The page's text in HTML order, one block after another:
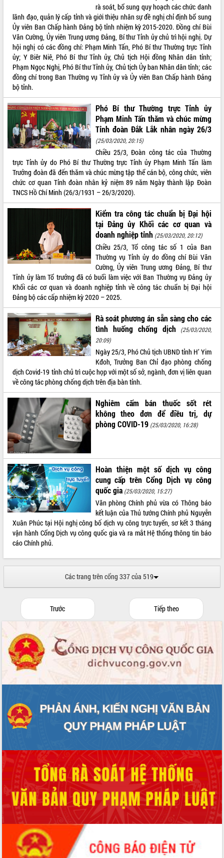
rà soát, bổ sung quy hoạch các chức danh
lãnh đạo, quản lý cấp tỉnh và giới thiệu nhân sự đề nghị chỉ định bổ sung
Ủy viên Ban Chấp hành Đảng bộ tỉnh nhiệm kỳ 2015-2020. Đồng chí Bùi
Văn Cường, Ủy viên Trung ương Đảng, Bí thư Tỉnh ủy chủ trì hội nghị. Dự
hội nghị có các đồng chí: Phạm Minh Tấn, Phó Bí thư Thường trực Tỉnh
ủy; Y Biêr Niê, Phó Bí thư Tỉnh ủy, Chủ tịch Hội đồng Nhân dân tỉnh;
Phạm Ngọc Nghị, Phó Bí thư Tỉnh ủy, Chủ tịch Ủy ban Nhân dân tỉnh; các
đồng chí trong Ban Thường vụ Tỉnh ủy và Ủy viên Ban Chấp hành Đảng
bộ tỉnh.
Phó Bí thư Thường trực Tỉnh ủy
Phạm Minh Tấn thăm và chúc mừng
Tỉnh đoàn Đắk Lắk nhân ngày 26/3
(25/03/2020, 20:15)
Chiều 25/3, Đoàn công tác của Thường
trực Tỉnh ủy do Phó Bí thư Thường trực Tỉnh ủy Phạm Minh Tấn làm
Trưởng đoàn đã đến thăm và chúc mừng tập thể cán bộ, công chức, viên
chức cơ quan Tỉnh đoàn nhân kỷ niệm 89 năm Ngày thành lập Đoàn
TNCS Hồ Chí Minh (26/3/1931 – 26/3/2020).
Kiểm tra công tác chuẩn bị Đại hội
tại Đảng ủy Khối các cơ quan và
doanh nghiệp tỉnh (25/03/2020, 20:12)
Chiều 25/3, Tổ công tác số 1 của Ban
Thường vụ Tỉnh ủy do đồng chí Bùi Văn
Cường, Ủy viên Trung ương Đảng, Bí thư
Tỉnh ủy làm Tổ trưởng đã có buổi làm việc với Ban Thường vụ Đảng ủy
Khối các cơ quan và doanh nghiệp tỉnh về công tác chuẩn bị Đại hội
Đảng bộ các cấp nhiệm kỳ 2020 – 2025.
Rà soát phương án sẵn sàng cho các
tình huống chống dịch
(25/03/2020,
20:09)
Ngày 25/3, Phó Chủ tịch UBND tỉnh H’ Yim
Kđoh, Trưởng Ban Chỉ đạo phòng chống
dịch Covid-19 tỉnh chủ trì cuộc họp với một số sở, ngành, đơn vị liên quan
về công tác phòng chống dịch trên địa bàn tỉnh.
Nghiêm cấm bán thuốc sốt rét
không theo đơn để điều trị, dự
phòng COVID-19 (25/03/2020, 16:28)
Hoàn thiện một số dịch vụ công
cung cấp trên Cổng Dịch vụ công
quốc gia (25/03/2020, 15:27)
Văn phòng Chính phủ vừa có Thông báo
kết luận của Thủ tướng Chính phủ Nguyễn
Xuân Phúc tại Hội nghị công bố dịch vụ công trực tuyến, sơ kết 3 tháng
vận hành Cổng Dịch vụ công quốc gia và ra mắt Hệ thống thông tin báo
cáo Chính phủ.
Các trang trên cổng 337 của 519
Trước Tiếp theo